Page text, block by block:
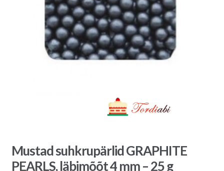
Mustad suhkrupärlid GRAPHITE
PEARLS, läbimõõt 4 mm – 25 g